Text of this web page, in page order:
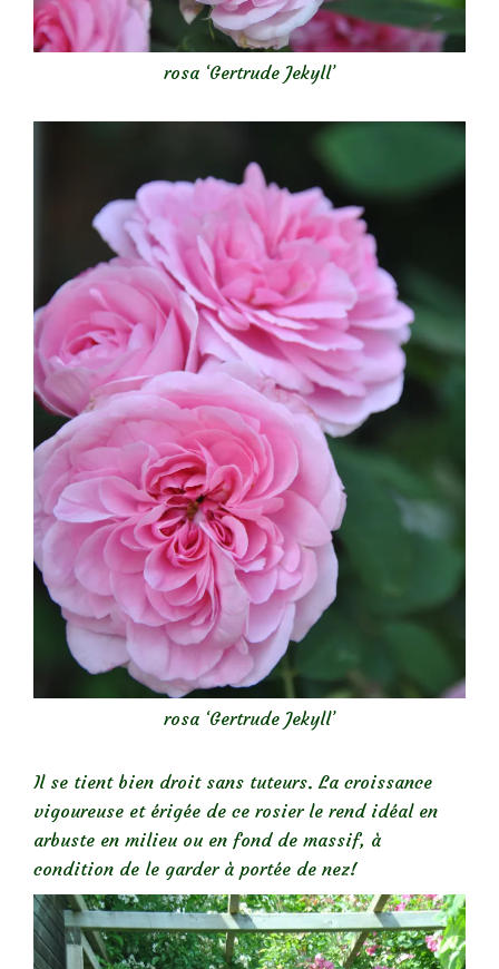
rosa ‘Gertrude Jekyll’
rosa ‘Gertrude Jekyll’
Il se tient bien droit sans tuteurs. La croissance
vigoureuse et érigée de ce rosier le rend idéal en
arbuste en milieu ou en fond de massif, à
condition de le garder à portée de nez!